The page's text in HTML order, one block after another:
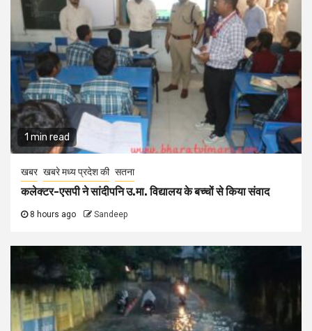
1 min read
खबर खबरे मध्य प्रदेश की सतना
कलेक्टर-एसपी ने सांदीपनि उ.मा. विद्यालय के बच्चों से किया संवाद
8 hours ago Sandeep